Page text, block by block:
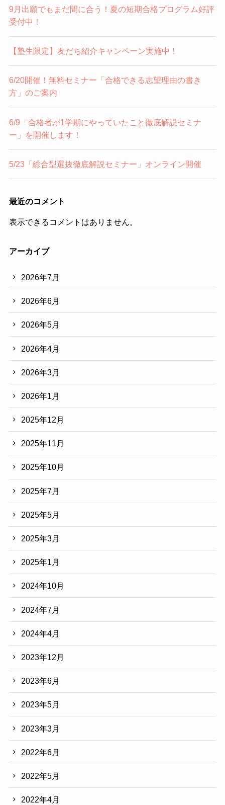
9月出願でもまだ間に合う！夏の短期合格プログラム好評
受付中！
【塾生限定】友だち紹介キャンペーン実施中！
6/20開催！無料セミナー「合格できる志望理由の書き
方」のご案内
6/9「合格者が1学期にやっていたこと徹底解説セミナ
ー」を開催します！
5/23「総合型選抜徹底解説セミナー」オンライン開催
最近のコメント
表示できるコメントはありません。
アーカイブ
2026年7月
2026年6月
2026年5月
2026年4月
2026年3月
2026年1月
2025年12月
2025年11月
2025年10月
2025年7月
2025年5月
2025年3月
2025年1月
2024年10月
2024年7月
2024年4月
2023年12月
2023年6月
2023年5月
2023年3月
2022年6月
2022年5月
2022年4月